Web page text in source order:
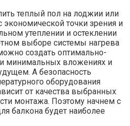
теплый пол на лоджии или
точки зрения и
утеплении и остеклении
выборе системы нагрева
создать оптимально-
минимальных вложениях и
А безопасность
оборудования
от качества выбранных
монтажа. Поэтому начнем с
балкона будет наиболее